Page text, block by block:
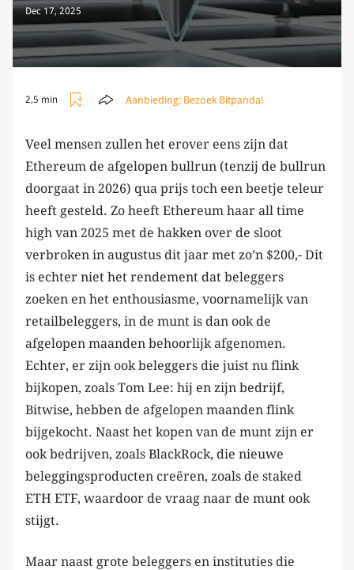
Dec 17, 2025
2,5 min Aanbieding: Bezoek Bitpanda!
Veel mensen zullen het erover eens zijn dat
Ethereum de afgelopen bullrun (tenzij de bullrun
doorgaat in 2026) qua prijs toch een beetje teleur
heeft gesteld. Zo heeft Ethereum haar all time
high van 2025 met de hakken over de sloot
verbroken in augustus dit jaar met zo’n $200,- Dit
is echter niet het rendement dat beleggers
zoeken en het enthousiasme, voornamelijk van
retailbeleggers, in de munt is dan ook de
afgelopen maanden behoorlijk afgenomen.
Echter, er zijn ook beleggers die juist nu flink
bijkopen, zoals Tom Lee: hij en zijn bedrijf,
Bitwise, hebben de afgelopen maanden flink
bijgekocht. Naast het kopen van de munt zijn er
ook bedrijven, zoals BlackRock, die nieuwe
beleggingsproducten creëren, zoals de staked
ETH ETF, waardoor de vraag naar de munt ook
stijgt.
Maar naast grote beleggers en instituties die